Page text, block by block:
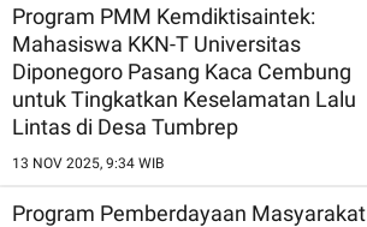
Program PMM Kemdiktisaintek:
Mahasiswa KKN-T Universitas
Diponegoro Pasang Kaca Cembung
untuk Tingkatkan Keselamatan Lalu
Lintas di Desa Tumbrep
13 NOV 2025, 9:34 WIB
Program Pemberdayaan Masyarakat